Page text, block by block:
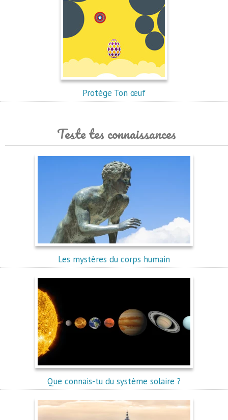
Protège Ton œuf
Teste tes connaissances
Les mystères du corps humain
Que connais-tu du système solaire ?